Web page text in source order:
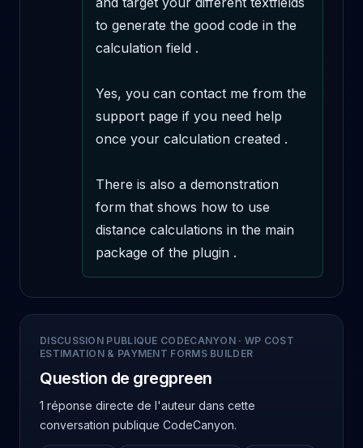
to generate the good code in the
calculation field .
Yes, you can contact me from the
support page if you need help
once your calculation created .
There is also a demonstration
form that shows how to use
distance calculations in the main
package of the plugin .
DISCUSSION PUBLIQUE CODECANYON · WP COST
ESTIMATION & PAYMENT FORMS BUILDER
Question de gregpreen
1 réponse directe de l'auteur dans cette
conversation publique CodeCanyon.